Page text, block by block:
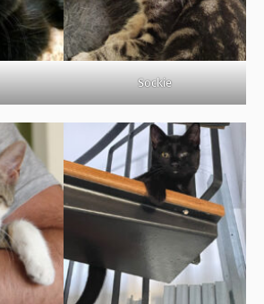
Sockie